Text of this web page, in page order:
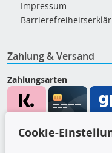
Impressum
Zahlung & Versand
Zahlungsarten
Cookie-